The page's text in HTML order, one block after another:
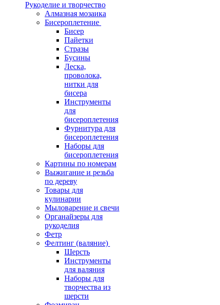
Рукоделие и творчество
Алмазная мозаика
Бисероплетение
Бисер
Пайетки
Стразы
Бусины
Леска,
проволока,
нитки для
бисера
Инструменты
для
бисероплетения
Фурнитура для
бисероплетения
Наборы для
бисероплетения
Картины по номерам
Выжигание и резьба
по дереву
Товары для
кулинарии
Мыловарение и свечи
Органайзеры для
рукоделия
Фетр
Фелтинг (валяние)
Шерсть
Инструменты
для валяния
Наборы для
творчества из
шерсти